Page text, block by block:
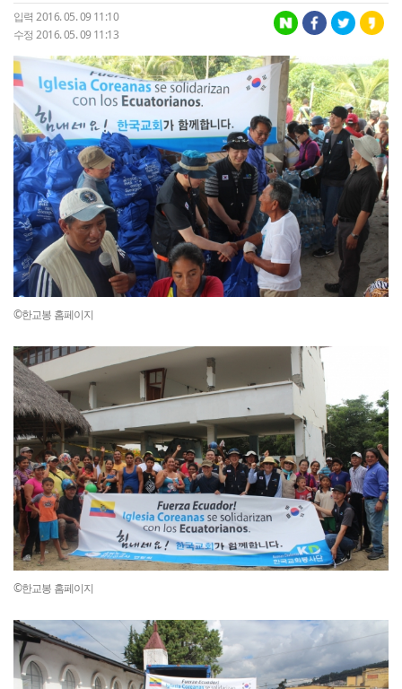
입력 2016. 05. 09 11:10
수정 2016. 05. 09 11:13
©한교봉 홈페이지
©한교봉 홈페이지